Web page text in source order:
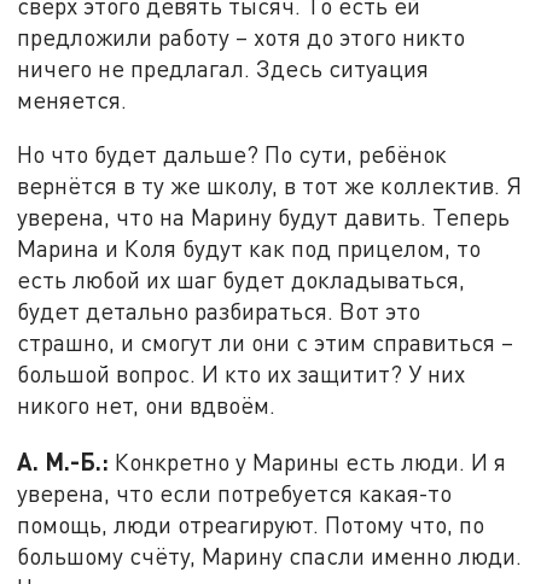
предложили работу – хотя до этого никто
ничего не предлагал. Здесь ситуация
меняется.
Но что будет дальше? По сути, ребёнок
вернётся в ту же школу, в тот же коллектив. Я
уверена, что на Марину будут давить. Теперь
Марина и Коля будут как под прицелом, то
есть любой их шаг будет докладываться,
будет детально разбираться. Вот это
страшно, и смогут ли они с этим справиться –
большой вопрос. И кто их защитит? У них
никого нет, они вдвоём.
А. М.-Б.: Конкретно у Марины есть люди. И я
уверена, что если потребуется какая-то
помощь, люди отреагируют. Потому что, по
большому счёту, Марину спасли именно люди.